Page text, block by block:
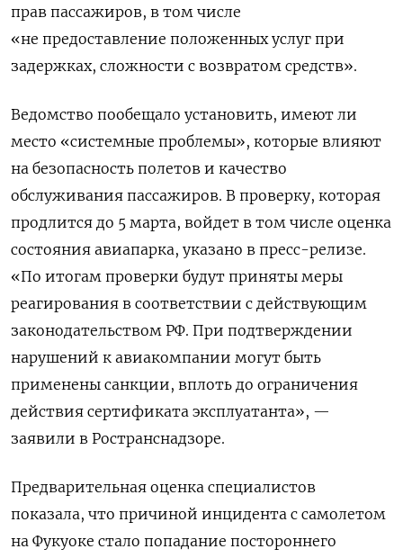
прав пассажиров, в том числе
«не предоставление положенных услуг при
задержках, сложности с возвратом средств».
Ведомство пообещало установить, имеют ли
место «системные проблемы», которые влияют
на безопасность полетов и качество
обслуживания пассажиров. В проверку, которая
продлится до 5 марта, войдет в том числе оценка
состояния авиапарка, указано в пресс-релизе.
«По итогам проверки будут приняты меры
реагирования в соответствии с действующим
законодательством РФ. При подтверждении
нарушений к авиакомпании могут быть
применены санкции, вплоть до ограничения
действия сертификата эксплуатанта», —
заявили в Ространснадзоре.
Предварительная оценка специалистов
показала, что причиной инцидента с самолетом
на Фукуоке стало попадание постороннего